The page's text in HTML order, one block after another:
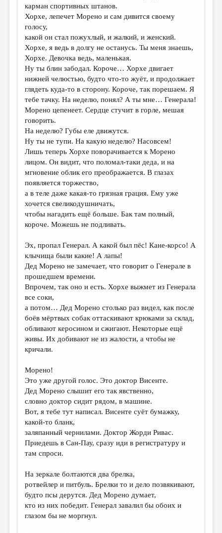
карман спортивных штанов.
Хорхе, лепечет Морено и сам дивится своему
голосу,
какой он стал пожухлый, и жалкий, и женский.
Хорхе, я ведь в долгу не останусь. Ты меня знаешь,
Хорхе. Девочка ведь, маленькая.
Ну ты блин забодал. Короче… Хорхе двигает
нижней челюстью, будто что-то жуёт, и продолжает
глядеть куда-то в сторону. Короче, так порешаем. Я
тебе тачку. На неделю, понял? А ты мне… Генерала!
Морено цепенеет. Сердце стучит в горле, мешая
говорить.
На неделю? Губы еле движутся.
Ну ты не тупи. На какую неделю? Насовсем!
Лишь теперь Хорхе поворачивается к Морено
лицом. Он видит, что поломал-таки деда, и на
мгновение облик его преображается. В глазах
появляется торжество,
а в теле даже какая-то грязная грация. Ему уже
хочется свеликодушничать,
чтобы нагадить ещё больше. Бак там полный,
короче. Можешь не подливать.
Эх, пропал Генерал. А какой был пёс! Кане-корсо! А
клычища были какие! А лапы!
Дед Морено не замечает, что говорит о Генерале в
прошедшем времени.
Впрочем, так оно и есть. Хорхе выжмет из Генерала
все соки,
а потом… Дед Морено столько раз видел, как после
боёв мёртвых собак оттаскивают крюками за склад,
обливают керосином и сжигают. Некоторые ещё
живы. Их добивают не из жалости, а чтобы не
кричали.
Морено!
Это уже другой голос. Это доктор Висенте.
Дед Морено слышит его так явственно,
словно доктор сидит рядом, в машине.
Вот, я тебе тут написал. Висенте суёт бумажку,
какой-то бланк,
заляпанный чернилами. Доктор Жорди Ривас.
Приедешь в Сан-Пау, сразу иди в регистратуру и
там спроси.
На зеркале болтаются два брелка,
ротвейлер и питбуль. Брелки то и дело позвякивают,
будто псы дерутся. Дед Морено думает,
кто из них победит. Генерал завалил бы обоих и
глазом бы не моргнул.